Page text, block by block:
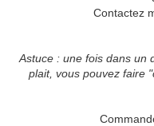
Contactez
Astuce : une fois dans un
plait, vous pouvez faire